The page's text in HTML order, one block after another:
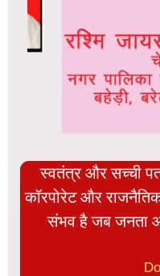
स्वतंत्र और सच्ची
कॉरपोरेट और
संभव है जब जनता